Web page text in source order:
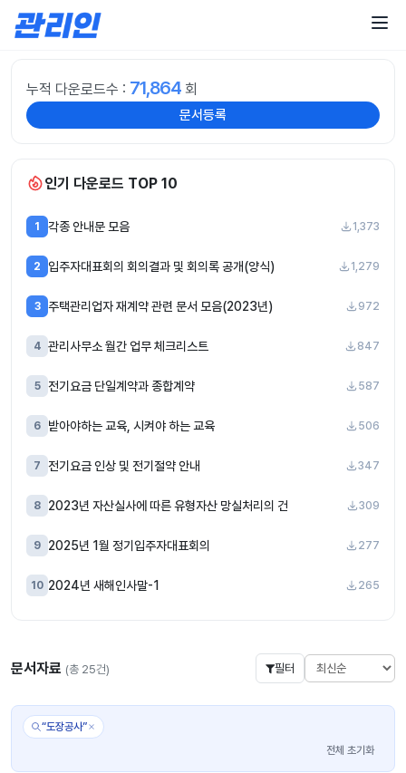
누적 다운로드수 : 71,864 회
문서등록
인기 다운로드 TOP 10
1 각종 안내문 모음 1,373
2 입주자대표회의 회의결과 및 회의록 공개(양식) 1,279
3 주택관리업자 재계약 관련 문서 모음(2023년) 972
4 관리사무소 월간 업무 체크리스트 847
5 전기요금 단일계약과 종합계약 587
6 받아야하는 교육, 시켜야 하는 교육 506
7 전기요금 인상 및 전기절약 안내 347
8 2023년 자산실사에 따른 유형자산 망실처리의 건 309
9 2025년 1월 정기입주자대표회의 277
10 2024년 새해인사말-1 265
문서자료 (총 25건) 필터
“도장공사”
전체 초기화